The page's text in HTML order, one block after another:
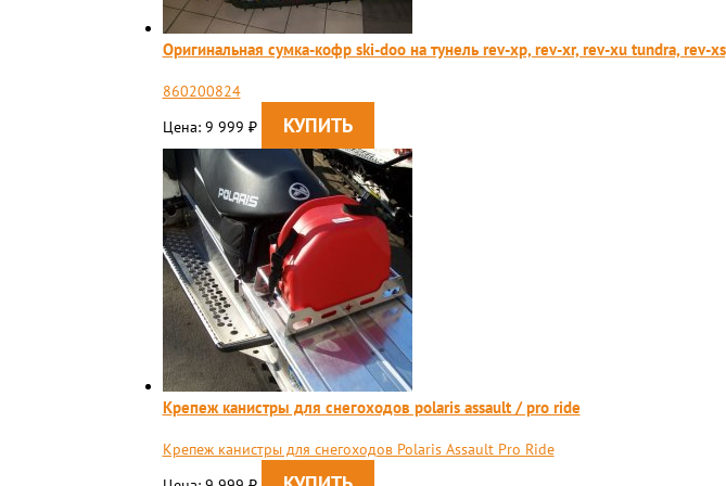
Оригинальная сумка-кофр ski-doo на тунель rev-xp, rev-xr, rev-xu tundra,
860200824
Цена: 9 999 ₽
Крепеж канистры для снегоходов polaris assault / pro ride
Крепеж канистры для снегоходов Polaris Assault Pro Ride